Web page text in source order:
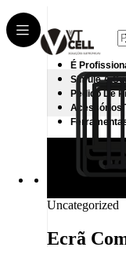
É
Simule A
Pedido De
Acessórios
Blog
Uncategorized
Ecrã